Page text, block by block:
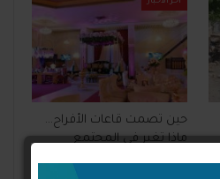
آخر الأخبار
حين تصمت قاعات الأفراح…
ماذا تغير في المجتمع